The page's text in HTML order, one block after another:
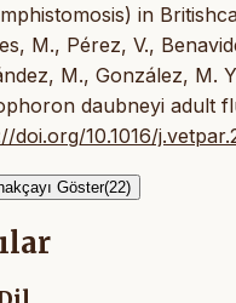
in
M., Pérez, V.,
M., González, M.
daubneyi adult
doi.org/10.1016/
Göster(22)